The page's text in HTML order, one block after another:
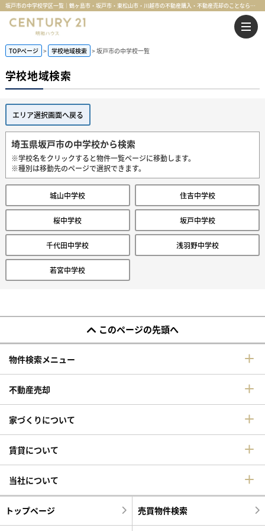
坂戸市の中学校学区一覧｜鶴ヶ島市・坂戸市・東松山市・川越市の不動産購入・不動産売却のことならセンチュリー21明和ハウス
TOPページ 学校地域検索 坂戸市の中学校一覧
学校地域検索
エリア選択画面へ戻る
埼玉県坂戸市の中学校から検索
※学校名をクリックすると物件一覧ページに移動します。
※種別は移動先のページで選択できます。
城山中学校 住吉中学校
桜中学校 坂戸中学校
千代田中学校 浅羽野中学校
若宮中学校
このページの先頭へ
物件検索メニュー
不動産売却
家づくりについて
賃貸について
当社について
トップページ 売買物件検索